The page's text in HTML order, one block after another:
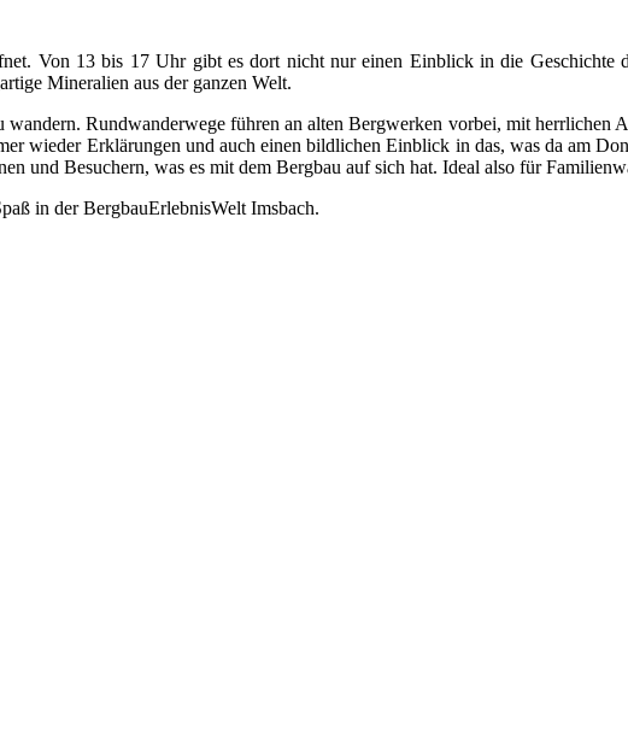
Von 13 bis 17 Uhr gibt es dort nicht nur einen Einblick in die Geschichte
Mineralien aus der ganzen Welt.
Rundwanderwege führen an alten Bergwerken vorbei, mit herrlichen
wieder Erklärungen und auch einen bildlichen Einblick in das, was da am
und Besuchern, was es mit dem Bergbau auf sich hat. Ideal also für
in der BergbauErlebnisWelt Imsbach.